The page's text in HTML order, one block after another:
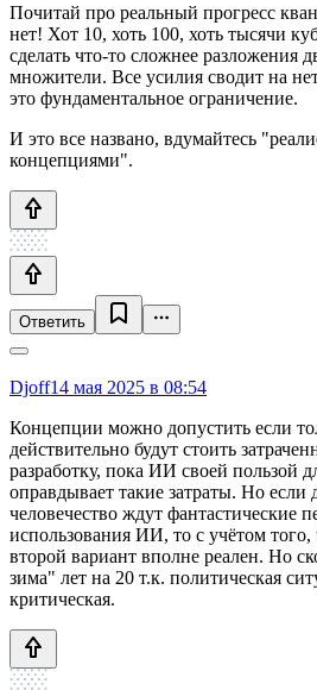
Почитай про реальный прогресс
нет! Хот 10, хоть 100, хоть тысячи
сделать что-то сложнее разложения
множители. Все усилия сводит на
это фундаментальное ограничение.
И это все названо, вдумайтесь
концепциями".
Ответить
Djoff14 мая 2025 в 08:54
Концепции можно допустить если
действительно будут стоить
разработку, пока ИИ своей пользой
оправдывает такие затраты. Но если
человечество ждут фантастические
использования ИИ, то с учётом
второй вариант вполне реален. Но
зима" лет на 20 т.к. политическая
критическая.